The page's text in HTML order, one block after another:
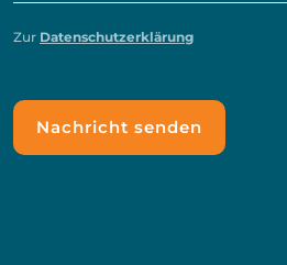
Zur Datenschutzerklärung